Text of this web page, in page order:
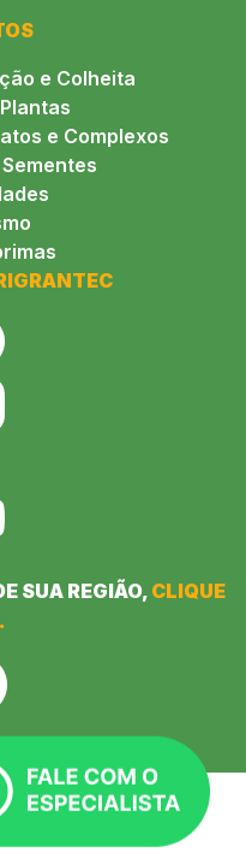
e Colheita
e Complexos
SUA REGIÃO, CLIQUE